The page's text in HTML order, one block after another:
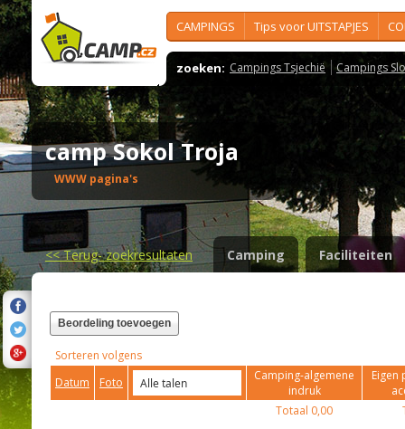
CAMPINGS Tips voor UITSTAPJES
zoeken: Campings Tsjechië Campings
camp Sokol Troja
WWW pagina's
<<Terug- zoekresultaten Camping Faciliteiten
Beordeling toevoegen
Sorteren volgens
Datum
Foto
Camping-algemene
indruk
Eigen
Totaal 0,00